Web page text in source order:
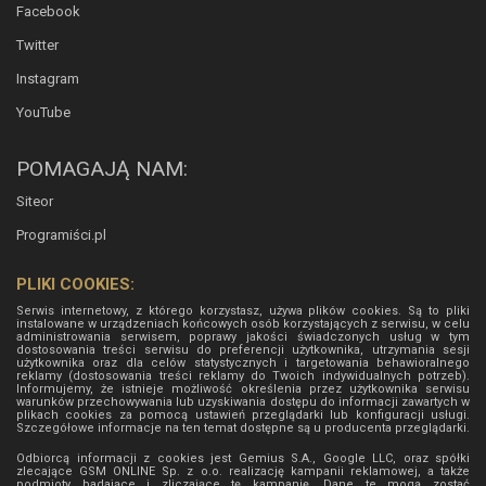
Facebook
Twitter
Instagram
YouTube
POMAGAJĄ NAM:
Siteor
Programiści.pl
PLIKI COOKIES:
Serwis internetowy, z którego korzystasz, używa plików cookies. Są to pliki
instalowane w urządzeniach końcowych osób korzystających z serwisu, w celu
administrowania serwisem, poprawy jakości świadczonych usług w tym
dostosowania treści serwisu do preferencji użytkownika, utrzymania sesji
użytkownika oraz dla celów statystycznych i targetowania behawioralnego
reklamy (dostosowania treści reklamy do Twoich indywidualnych potrzeb).
Informujemy, że istnieje możliwość określenia przez użytkownika serwisu
warunków przechowywania lub uzyskiwania dostępu do informacji zawartych w
plikach cookies za pomocą ustawień przeglądarki lub konfiguracji usługi.
Szczegółowe informacje na ten temat dostępne są u producenta przeglądarki.
Odbiorcą informacji z cookies jest Gemius S.A., Google LLC, oraz spółki
zlecające GSM ONLINE Sp. z o.o. realizację kampanii reklamowej, a także